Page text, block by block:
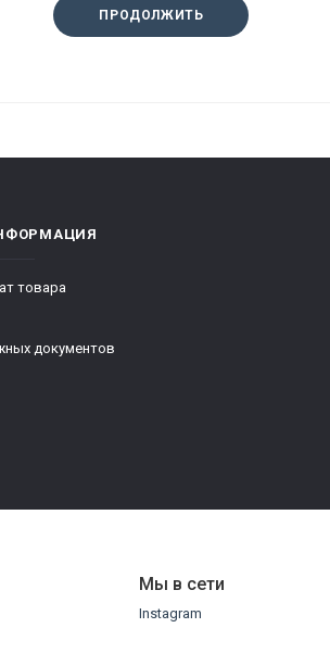
ПРОДОЛЖИТЬ
товара
документов
Мы в сети
Instagram